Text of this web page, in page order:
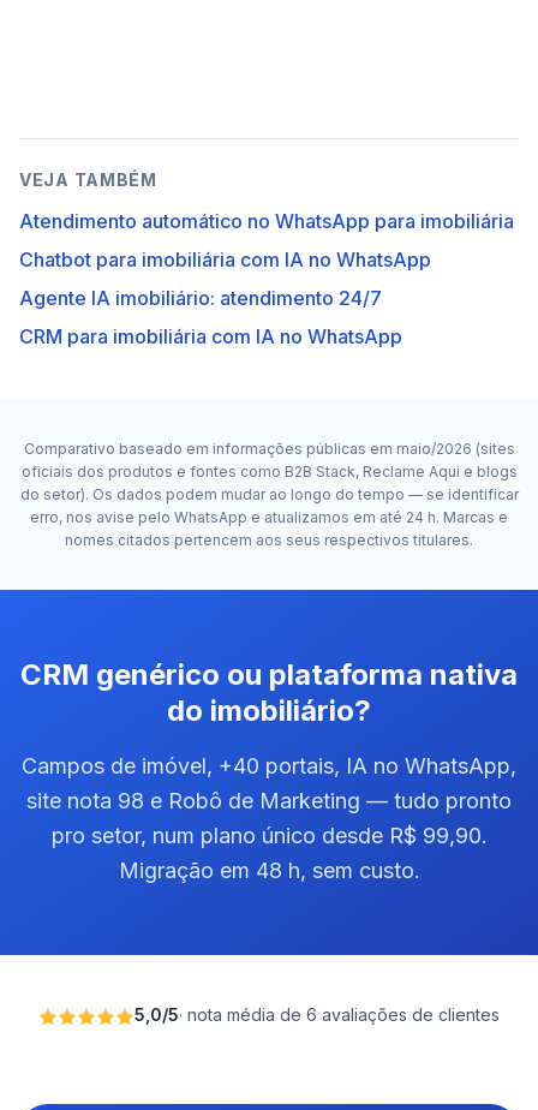
VEJA TAMBÉM
Atendimento automático no WhatsApp para imobiliária
Chatbot para imobiliária com IA no WhatsApp
Agente IA imobiliário: atendimento 24/7
CRM para imobiliária com IA no WhatsApp
Comparativo baseado em informações públicas em maio/2026 (sites
oficiais dos produtos e fontes como B2B Stack, Reclame Aqui e blogs
do setor). Os dados podem mudar ao longo do tempo — se identificar
erro, nos avise pelo WhatsApp e atualizamos em até 24 h. Marcas e
nomes citados pertencem aos seus respectivos titulares.
CRM genérico ou plataforma nativa
do imobiliário?
Campos de imóvel, +40 portais, IA no WhatsApp,
site nota 98 e Robô de Marketing — tudo pronto
pro setor, num plano único desde R$ 99,90.
Migração em 48 h, sem custo.
5,0/5· nota média de 6 avaliações de clientes